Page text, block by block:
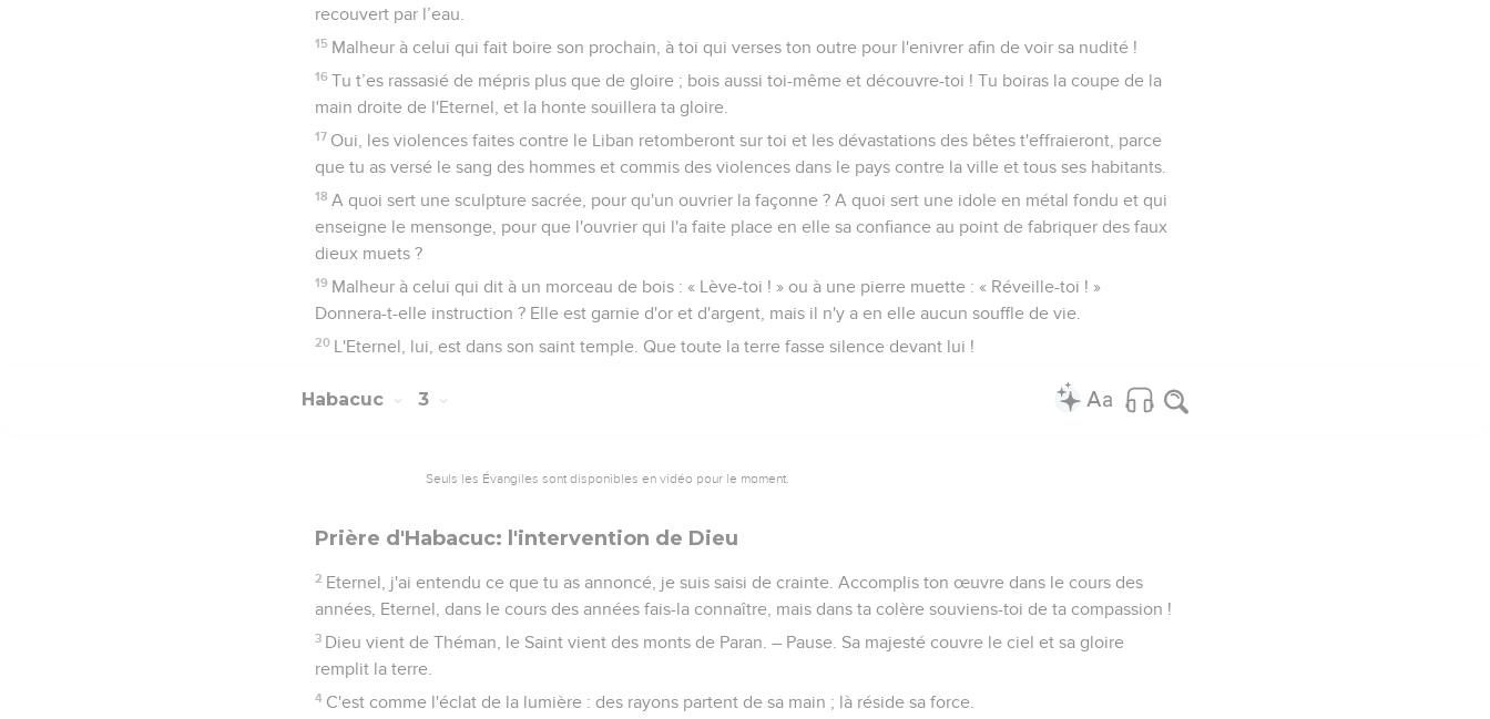
recouvert par l’eau.
15 Malheur à celui qui fait boire son prochain, à toi qui verses ton outre pour l'enivrer afin de voir sa nudité !
16 Tu t’es rassasié de mépris plus que de gloire ; bois aussi toi-même et découvre-toi ! Tu boiras la coupe de la
main droite de l'Eternel, et la honte souillera ta gloire.
17 Oui, les violences faites contre le Liban retomberont sur toi et les dévastations des bêtes t'effraieront, parce
que tu as versé le sang des hommes et commis des violences dans le pays contre la ville et tous ses habitants.
18 A quoi sert une sculpture sacrée, pour qu'un ouvrier la façonne ? A quoi sert une idole en métal fondu et qui
enseigne le mensonge, pour que l'ouvrier qui l'a faite place en elle sa confiance au point de fabriquer des faux
dieux muets ?
19 Malheur à celui qui dit à un morceau de bois : « Lève-toi ! » ou à une pierre muette : « Réveille-toi ! »
Donnera-t-elle instruction ? Elle est garnie d'or et d'argent, mais il n'y a en elle aucun souffle de vie.
20 L'Eternel, lui, est dans son saint temple. Que toute la terre fasse silence devant lui !
Habacuc 3
Seuls les Évangiles sont disponibles en vidéo pour le moment.
Prière d'Habacuc: l'intervention de Dieu
2 Eternel, j'ai entendu ce que tu as annoncé, je suis saisi de crainte. Accomplis ton œuvre dans le cours des
années, Eternel, dans le cours des années fais-la connaître, mais dans ta colère souviens-toi de ta compassion !
3 Dieu vient de Théman, le Saint vient des monts de Paran. – Pause. Sa majesté couvre le ciel et sa gloire
remplit la terre.
4 C'est comme l'éclat de la lumière : des rayons partent de sa main ; là réside sa force.